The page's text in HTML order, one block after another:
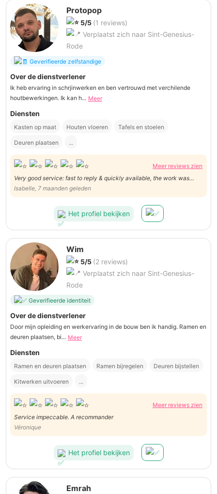
Protopop
5/5 (1 reviews)
Verplaatst zich naar Sint-Genesius-
Rode
Geverifieerde zelfstandige
Over de dienstverlener
Ik heb ervaring in schrjinwerken en ben vertrouwd met verchilende
houtbewerkingen. Ik kan h... Meer
Diensten
Kasten op maat Houten vloeren Tafels en stoelen
Deuren plaatsen ...
Meer reviews zien
Very good service: fast to reply & quickly available, the work was
done well!
Isabelle, 7 maanden geleden
Het profiel bekijken
Wim
5/5 (2 reviews)
Verplaatst zich naar Sint-Genesius-
Rode
Geverifieerde identiteit
Over de dienstverlener
Door mijn opleiding en werkervaring in de bouw ben ik handig. Ramen en
deuren plaatsen, bi... Meer
Diensten
Ramen en deuren plaatsen Ramen bijregelen Deuren bijstellen
Kitwerken uitvoeren ...
Meer reviews zien
Service impeccable. A recommander
Véronique
Het profiel bekijken
Emrah